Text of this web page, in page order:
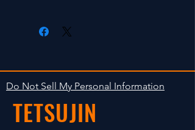
isn't accepted in goods.
します。海外への出荷は入金確認
The occasion with the stock is
shipped in 2-5 days. Shipment to
foreign countries will be shipment
after payment confirmation.
Do Not Sell My Personal Information
TETSUJIN